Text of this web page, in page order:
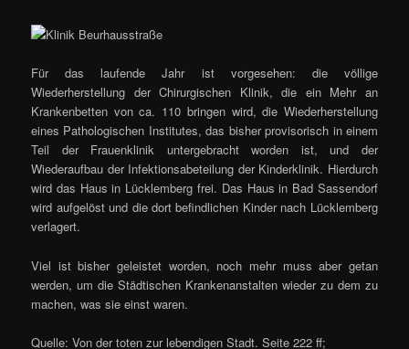
Für das laufende Jahr ist vorgesehen: die völlige
Wiederherstellung der Chirurgischen Klinik, die ein Mehr an
Krankenbetten von ca. 110 bringen wird, die Wiederherstellung
eines Pathologischen Institutes, das bisher provisorisch in einem
Teil der Frauenklinik untergebracht worden ist, und der
Wiederaufbau der Infektionsabeteilung der Kinderklinik. Hierdurch
wird das Haus in Lücklemberg frei. Das Haus in Bad Sassendorf
wird aufgelöst und die dort befindlichen Kinder nach Lücklemberg
verlagert.
Viel ist bisher geleistet worden, noch mehr muss aber getan
werden, um die Städtischen Krankenanstalten wieder zu dem zu
machen, was sie einst waren.
Quelle: Von der toten zur lebendigen Stadt. Seite 222 ff;